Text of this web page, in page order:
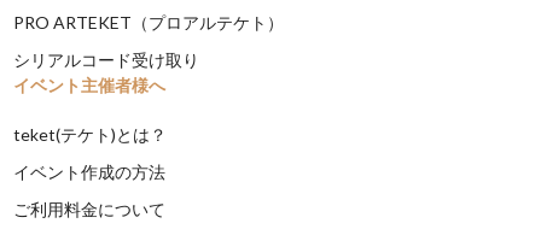
PRO ARTEKET（プロアルテケト）
シリアルコード受け取り
イベント主催者様へ
teket(テケト)とは？
イベント作成の方法
ご利用料金について